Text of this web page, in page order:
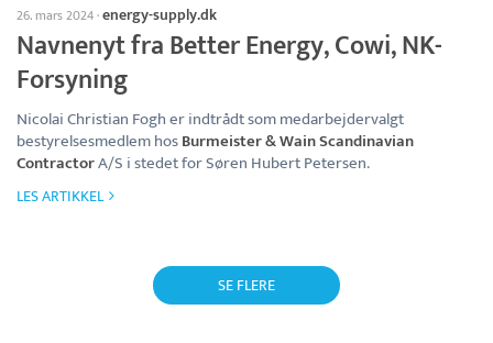
26. mars 2024·energy-supply.dk
Navnenyt fra Better Energy, Cowi, NK-
Forsyning
Nicolai Christian Fogh er indtrådt som medarbejdervalgt
bestyrelsesmedlem hosBurmeister & Wain Scandinavian
ContractorA/S i stedet for Søren Hubert Petersen.
LES ARTIKKEL
SE FLERE